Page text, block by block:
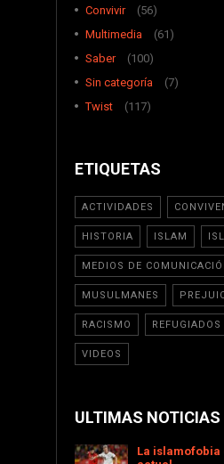
Convivir
(56)
Multimedia
(61)
Saber
(100)
Sin categoría
(7)
Twist
(117)
ETIQUETAS
ACTIVIDADES
HISTORIA ISLAM
MEDIOS DE
MUSULMANES
RACISMO REFUGIADOS
VIDEOS
ULTIMAS NOTICIAS
La islamofobia